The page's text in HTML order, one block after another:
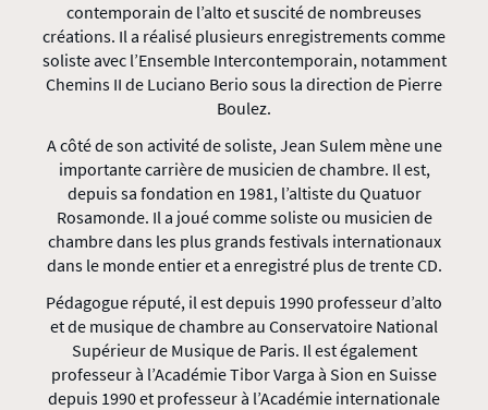
contemporain de l’alto et suscité de nombreuses
créations. Il a réalisé plusieurs enregistrements comme
soliste avec l’Ensemble Intercontemporain, notamment
Chemins II de Luciano Berio sous la direction de Pierre
Boulez.
A côté de son activité de soliste, Jean Sulem mène une
importante carrière de musicien de chambre. Il est,
depuis sa fondation en 1981, l’altiste du Quatuor
Rosamonde. Il a joué comme soliste ou musicien de
chambre dans les plus grands festivals internationaux
dans le monde entier et a enregistré plus de trente CD.
Pédagogue réputé, il est depuis 1990 professeur d’alto
et de musique de chambre au Conservatoire National
Supérieur de Musique de Paris. Il est également
professeur à l’Académie Tibor Varga à Sion en Suisse
depuis 1990 et professeur à l’Académie internationale